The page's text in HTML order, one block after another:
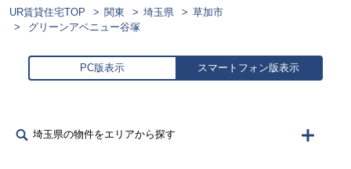
UR賃貸住宅TOP 関東 埼玉県
草加市
グリーンアベニュー谷塚
PC版表示 スマートフォン版表示
埼玉県の物件をエリアから探す